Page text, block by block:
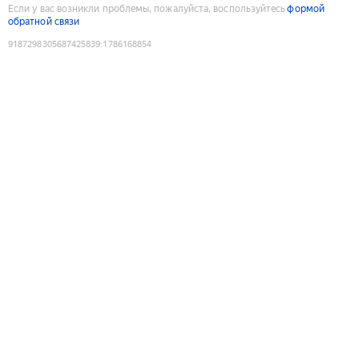
Если у вас возникли проблемы, пожалуйста, воспользуйтесьформой
обратной связи
9187298305687425839:1786168854